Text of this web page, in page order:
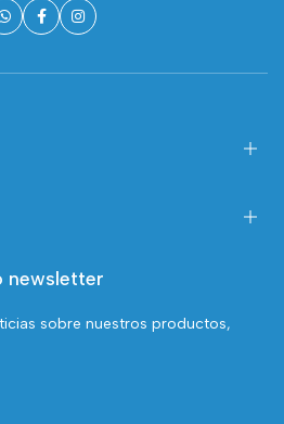
newsletter
sobre nuestros productos,